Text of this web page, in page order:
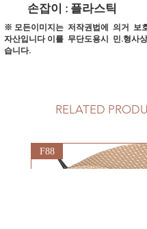
손잡이 : 플라스틱
※ 모든이미지는 저작권법에 의거 보
자산입니다이를 무단도용시 민.형사
습니다.
RELATED
F88